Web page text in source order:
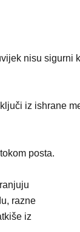
nisu sigurni
iz ishrane
posta.
razne
iz